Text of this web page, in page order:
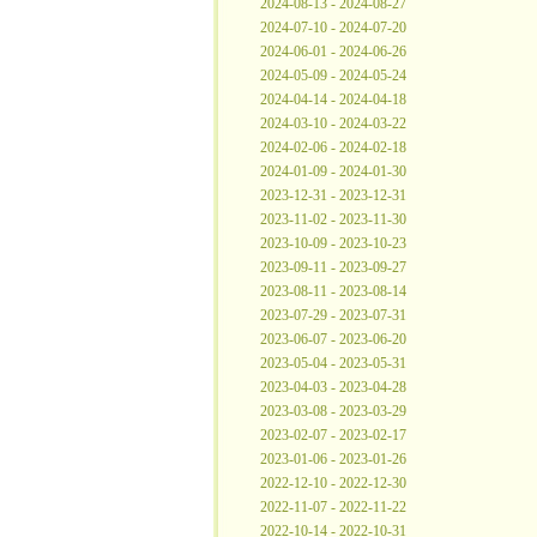
2024-08-13 - 2024-08-27
2024-07-10 - 2024-07-20
2024-06-01 - 2024-06-26
2024-05-09 - 2024-05-24
2024-04-14 - 2024-04-18
2024-03-10 - 2024-03-22
2024-02-06 - 2024-02-18
2024-01-09 - 2024-01-30
2023-12-31 - 2023-12-31
2023-11-02 - 2023-11-30
2023-10-09 - 2023-10-23
2023-09-11 - 2023-09-27
2023-08-11 - 2023-08-14
2023-07-29 - 2023-07-31
2023-06-07 - 2023-06-20
2023-05-04 - 2023-05-31
2023-04-03 - 2023-04-28
2023-03-08 - 2023-03-29
2023-02-07 - 2023-02-17
2023-01-06 - 2023-01-26
2022-12-10 - 2022-12-30
2022-11-07 - 2022-11-22
2022-10-14 - 2022-10-31